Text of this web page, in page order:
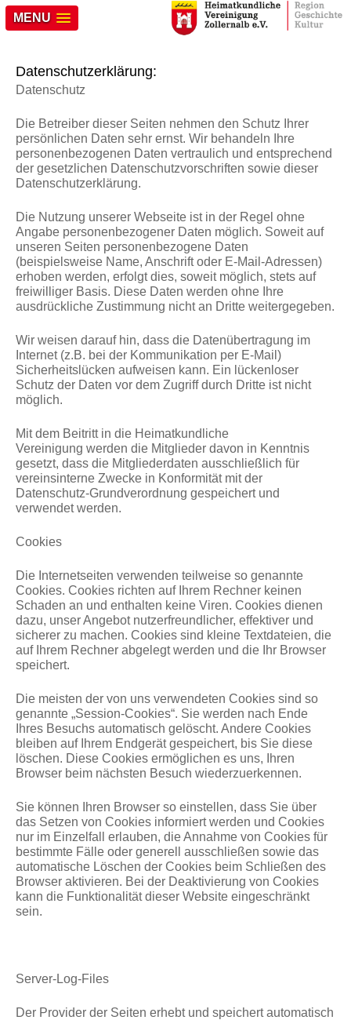
MENU
Datenschutzerklärung:
Datenschutz
Die Betreiber dieser Seiten nehmen den Schutz Ihrer
persönlichen Daten sehr ernst. Wir behandeln Ihre
personenbezogenen Daten vertraulich und entsprechend
der gesetzlichen Datenschutzvorschriften sowie dieser
Datenschutzerklärung.
Die Nutzung unserer Webseite ist in der Regel ohne
Angabe personenbezogener Daten möglich. Soweit auf
unseren Seiten personenbezogene Daten
(beispielsweise Name, Anschrift oder E-Mail-Adressen)
erhoben werden, erfolgt dies, soweit möglich, stets auf
freiwilliger Basis. Diese Daten werden ohne Ihre
ausdrückliche Zustimmung nicht an Dritte weitergegeben.
Wir weisen darauf hin, dass die Datenübertragung im
Internet (z.B. bei der Kommunikation per E-Mail)
Sicherheitslücken aufweisen kann. Ein lückenloser
Schutz der Daten vor dem Zugriff durch Dritte ist nicht
möglich.
Mit dem Beitritt in die Heimatkundliche
Vereinigung werden die Mitglieder davon in Kenntnis
gesetzt, dass die Mitgliederdaten ausschließlich für
vereinsinterne Zwecke in Konformität mit der
Datenschutz-Grundverordnung gespeichert und
verwendet werden.
Cookies
Die Internetseiten verwenden teilweise so genannte
Cookies. Cookies richten auf Ihrem Rechner keinen
Schaden an und enthalten keine Viren. Cookies dienen
dazu, unser Angebot nutzerfreundlicher, effektiver und
sicherer zu machen. Cookies sind kleine Textdateien, die
auf Ihrem Rechner abgelegt werden und die Ihr Browser
speichert.
Die meisten der von uns verwendeten Cookies sind so
genannte „Session-Cookies“. Sie werden nach Ende
Ihres Besuchs automatisch gelöscht. Andere Cookies
bleiben auf Ihrem Endgerät gespeichert, bis Sie diese
löschen. Diese Cookies ermöglichen es uns, Ihren
Browser beim nächsten Besuch wiederzuerkennen.
Sie können Ihren Browser so einstellen, dass Sie über
das Setzen von Cookies informiert werden und Cookies
nur im Einzelfall erlauben, die Annahme von Cookies für
bestimmte Fälle oder generell ausschließen sowie das
automatische Löschen der Cookies beim Schließen des
Browser aktivieren. Bei der Deaktivierung von Cookies
kann die Funktionalität dieser Website eingeschränkt
sein.
Server-Log-Files
Der Provider der Seiten erhebt und speichert automatisch